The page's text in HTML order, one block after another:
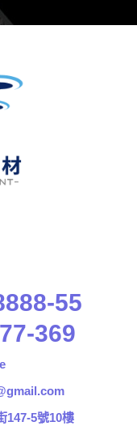
55
369
147-5號10樓